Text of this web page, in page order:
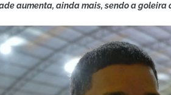
aumenta, ainda mais, sendo a goleira